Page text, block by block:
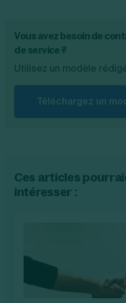
Vous avez besoin de
de service ?
Utilisez un modèle
Téléchargez un
Ces articles
intéresser :